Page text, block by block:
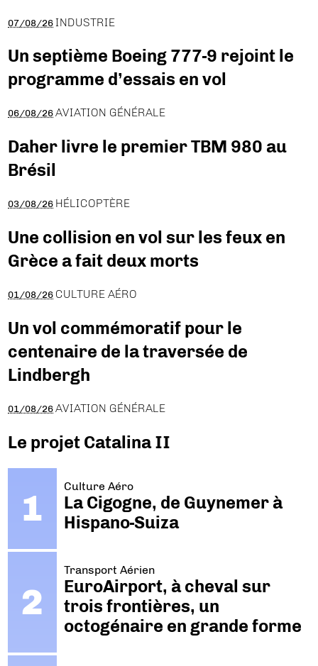
07/08/26 INDUSTRIE
Un septième Boeing 777-9 rejoint le
programme d’essais en vol
06/08/26 AVIATION GÉNÉRALE
Daher livre le premier TBM 980 au
Brésil
03/08/26 HÉLICOPTÈRE
Une collision en vol sur les feux en
Grèce a fait deux morts
01/08/26 CULTURE AÉRO
Un vol commémoratif pour le
centenaire de la traversée de
Lindbergh
01/08/26 AVIATION GÉNÉRALE
Le projet Catalina II
Culture Aéro
La Cigogne, de Guynemer à
Hispano-Suiza
Transport Aérien
EuroAirport, à cheval sur
trois frontières, un
octogénaire en grande forme